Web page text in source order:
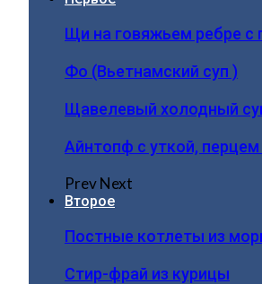
Щи на говяжьем ребре с
Фо (Вьетнамский суп )
Щавелевый холодный
Айнтопф с уткой, перцем
PrevNext
Второе
Постные котлеты из
Стир-фрай из курицы